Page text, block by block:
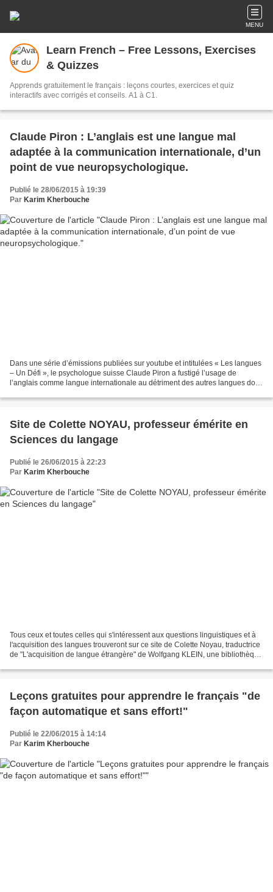
MENU
Learn French – Free Lessons, Exercises
& Quizzes
Apprends gratuitement le français : leçons courtes, exercices et quiz
interactifs avec corrigés et conseils. A1 à C1.
Claude Piron : L’anglais est une langue mal
adaptée à la communication internationale, d’un
point de vue neuropsychologique.
Publié le 28/06/2015 à 19:39
Par Karim Kherbouche
Dans une série d’émissions publiées sur youtube et intitulées « Les langues
– Un Défi », le psychologue suisse Claude Piron a fustigé l’usage de
l’anglais comme langue internationale au détriment des autres langues dont
Site de Colette NOYAU, professeur émérite en
Sciences du langage
Publié le 26/06/2015 à 22:23
Par Karim Kherbouche
Tous ceux et toutes celles qui s'intéressent aux questions linguistiques et à
l'acquisition des langues trouveront sur ce site de Colette Noyau, traductrice
de "L'acquisition de langue étrangère" de Wolfgang KLEIN, une bibliothèque
Leçons gratuites pour apprendre le français "de
façon automatique et sans effort!"
Publié le 22/06/2015 à 14:14
Par Karim Kherbouche